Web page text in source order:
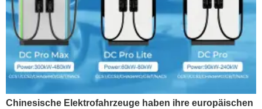
Chinesische Elektrofahrzeuge haben ihre europäischen